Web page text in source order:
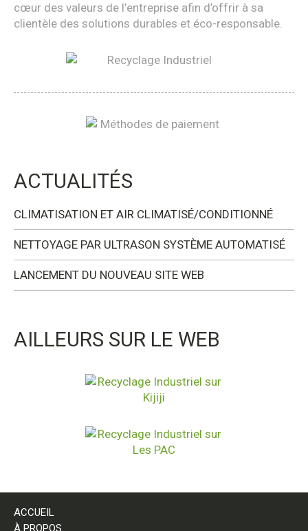
cœur des valeurs de l’entreprise afin d’offrir à sa
clientèle des solutions durables et éco-responsable.
ACTUALITÉS
CLIMATISATION ET AIR CLIMATISÉ/CONDITIONNÉ
NETTOYAGE PAR ULTRASON SYSTÈME AUTOMATISÉ
LANCEMENT DU NOUVEAU SITE WEB
AILLEURS SUR LE WEB
ACCUEIL
À PROPOS